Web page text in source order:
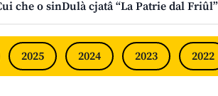
che o sinDulà cjatâ “La Patrie dal Friûl”
2025 2024 2023 2022